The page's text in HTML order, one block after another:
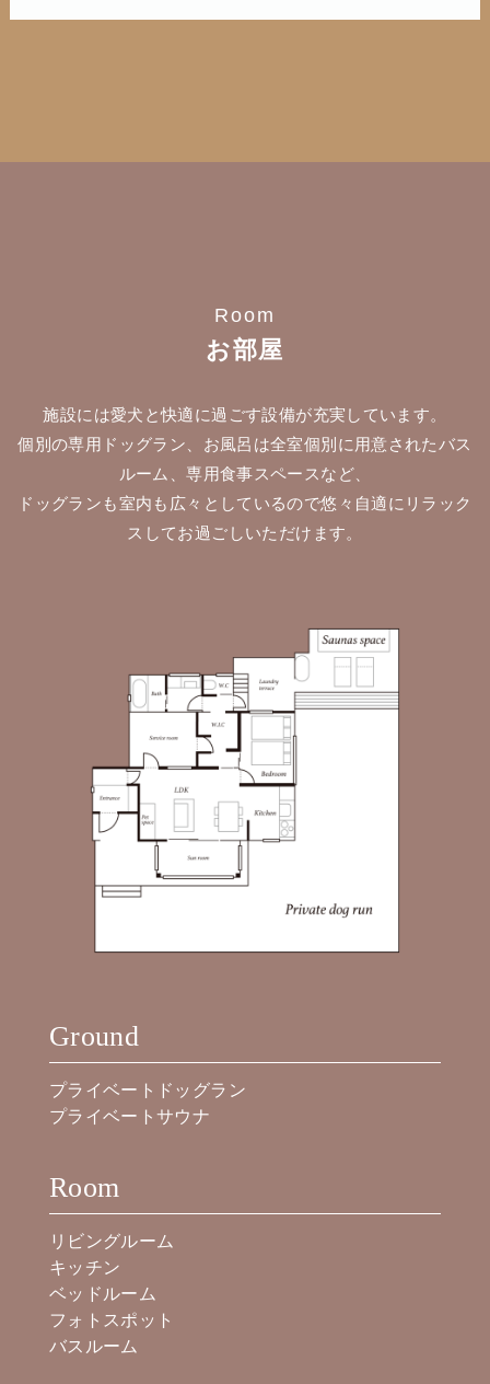
Room
お部屋
施設には愛犬と快適に過ごす設備が充実しています。
個別の専用ドッグラン、お風呂は全室個別に用意されたバス
ルーム、専用食事スペースなど、
ドッグランも室内も広々としているので悠々自適にリラック
スしてお過ごしいただけます。
Ground
プライベートドッグラン
プライベートサウナ
Room
リビングルーム
キッチン
ベッドルーム
フォトスポット
バスルーム